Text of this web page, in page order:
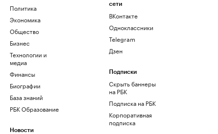
Политика
Экономика
Общество
Бизнес
Технологии и
медиа
Финансы
Биографии
База знаний
РБК Образование
Новости
сети
ВКонтакте
Одноклассники
Telegram
Дзен
Подписки
Скрыть баннеры
на РБК
Подписка на РБК
Корпоративная
подписка